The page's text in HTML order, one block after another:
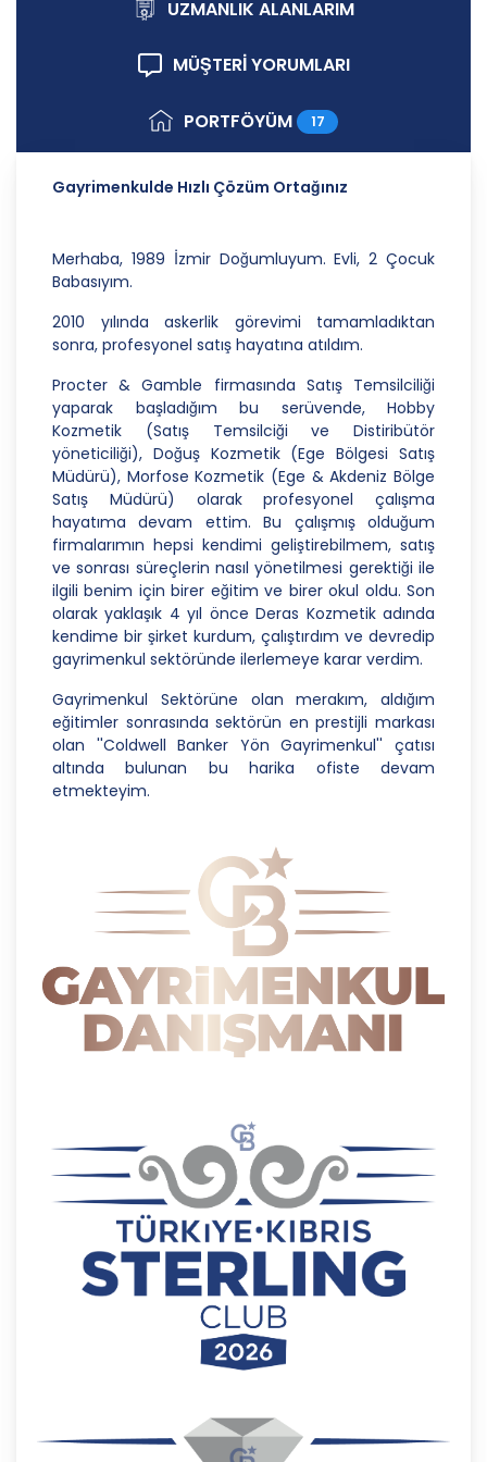
Veri İşleme Faaliyetlerinde Bulunma
CB Gayrimenkul Franchising Pazarlama ve
Danışmanlık Hizmetleri A.Ş.; kişisel verilerin
işlenmesi faaliyetleri kapsamında hukuka ve
yükümlüdür. Bu kapsamda, orantılılık gereklilikleri
2. Kişisel Verilerin Doğru ve Gerektiğinde
CB Gayrimenkul Franchising Pazarlama ve
temel haklarını ve kendi meşru menfaatlerini
dikkate alarak işlediği kişisel verilerin doğru ve
güncel olmasını sağlamakla ve bu doğrultuda
gerekli tedbirleri almak için gerekli sistemleri
kurmakla yükümlüdür.
3. Belirli, Açık ve Meşru Amaçlarla İşleme
CB Gayrimenkul Franchising Pazarlama ve
Danışmanlık Hizmetleri A.Ş.; kişisel verilerin hangi
amaçla işleneceğini belirlemekle ve bu amaçları
kişisel veriler işlenmeden önce veri sahiplerinin
bilgisine sunmakla yükümlüdür. Kişisel veriler
dışında işlenmeyecektir..
4. İşlendikleri Amaçla Bağlantılı, Sınırlı ve Ölçülü
Olma
CB Gayrimenkul Franchising Pazarlama ve
belirlenen amaçların gerçekleştirilmesine elverişli
bir biçimde işleyecek ve amacın
gerçekleştirilmesi ile ilgili olmayan veya ihtiyaç
duyulmayan kişisel verilerin işlenmesinden
kaçınacaktır.
5. İlgili Mevzuatta Öngörülen veya İşlendikleri
Amaç İçin Gerekli Olan Süre Kadar Muhafaza
maddelerine uygun olarak; işledikleri kişisel verileri,
yalnızca ilgili mevzuat ve kanunlarda öngörülen
veya kişisel veri işleme amacının gerektirdiği süre
kadar muhafaza edecektir. CB Gayrimenkul
Franchising Pazarlama ve Danışmanlık Hizmetleri
A.Ş. öncelikle ilgili mevzuatta kişisel verilerin
saklanması için bir süre öngörülüp
öngörülmediğini tespit edecek, bir süre
belirlenmişse bu süreye uygun davranacak, bir
süre belirlenmemişse kişisel verileri işlendikleri
amaç için gerekli olan süre kadar muhafaza
kişisel veriler CB CB Gayrimenkul Franchising
Pazarlama ve Danışmanlık Hizmetleri A.Ş.
UZMANLIK ALANLARIM
MÜŞTERİ YORUMLARI
PORTFÖYÜM 17
Gayrimenkulde Hızlı Çözüm Ortağınız
Merhaba, 1989 İzmir Doğumluyum. Evli, 2 Çocuk
Babasıyım.
2010 yılında askerlik görevimi tamamladıktan
sonra, profesyonel satış hayatına atıldım.
Procter & Gamble firmasında Satış Temsilciliği
yaparak başladığım bu serüvende, Hobby
Kozmetik (Satış Temsilciği ve Distiribütör
yöneticiliği), Doğuş Kozmetik (Ege Bölgesi Satış
Müdürü), Morfose Kozmetik (Ege & Akdeniz Bölge
Satış Müdürü) olarak profesyonel çalışma
hayatıma devam ettim. Bu çalışmış olduğum
firmalarımın hepsi kendimi geliştirebilmem, satış
ve sonrası süreçlerin nasıl yönetilmesi gerektiği ile
ilgili benim için birer eğitim ve birer okul oldu. Son
olarak yaklaşık 4 yıl önce Deras Kozmetik adında
kendime bir şirket kurdum, çalıştırdım ve devredip
gayrimenkul sektöründe ilerlemeye karar verdim.
Gayrimenkul Sektörüne olan merakım, aldığım
eğitimler sonrasında sektörün en prestijli markası
olan ''Coldwell Banker Yön Gayrimenkul'' çatısı
altında bulunan bu harika ofiste devam
etmekteyim.